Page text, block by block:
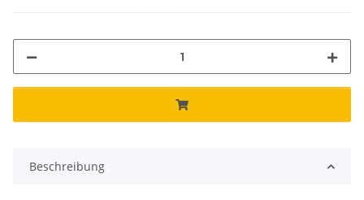
Beschreibung